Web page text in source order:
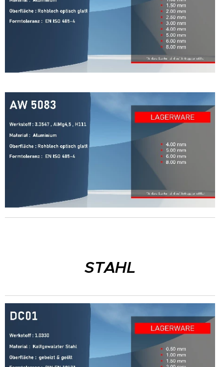
STAHL